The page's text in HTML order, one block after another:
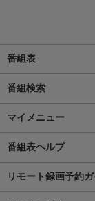
番組表
番組検索
マイメニュー
番組表ヘルプ
リモート録画予約